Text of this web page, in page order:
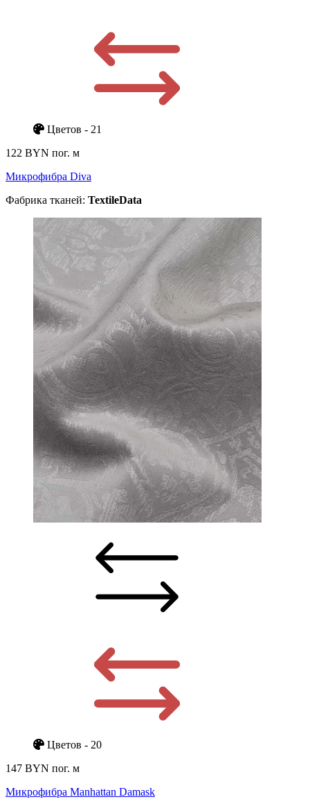
Цветов - 21
122 BYN пог. м
Микрофибра Diva
Фабрика тканей: TextileData
Цветов - 20
147 BYN пог. м
Микрофибра Manhattan Damask